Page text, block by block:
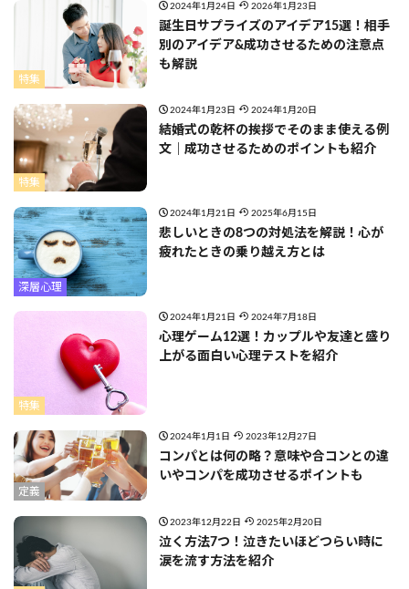
特集
2024年1月24日 2026年1月23日
誕生日サプライズのアイデア15選！相手
別のアイデア&成功させるための注意点
も解説
特集
2024年1月23日 2024年1月20日
結婚式の乾杯の挨拶でそのまま使える例
文｜成功させるためのポイントも紹介
深層心理
2024年1月21日 2025年6月15日
悲しいときの8つの対処法を解説！心が
疲れたときの乗り越え方とは
特集
2024年1月21日 2024年7月18日
心理ゲーム12選！カップルや友達と盛り
上がる面白い心理テストを紹介
定義
2024年1月1日 2023年12月27日
コンパとは何の略？意味や合コンとの違
いやコンパを成功させるポイントも
2023年12月22日 2025年2月20日
泣く方法7つ！泣きたいほどつらい時に
涙を流す方法を紹介